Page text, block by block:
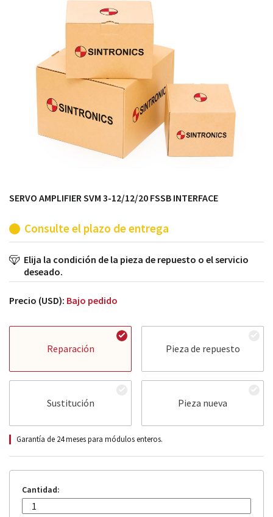
módulos antiguos a un alto nivel técnico o sustitución
de módulos descontinuados por módulos del propio
SERVO AMPLIFIER SVM 3-12/12/20 FSSB INTERFACE
Consulte el plazo de entrega
Elija la condición de la pieza de repuesto o el servicio
deseado.
Precio (USD): Bajo pedido
Reparación Pieza de repuesto
Sustitución Pieza nueva
Garantía de 24 meses para módulos enteros.
Cantidad: